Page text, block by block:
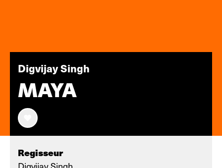
Digvijay Singh
MAYA
Regisseur